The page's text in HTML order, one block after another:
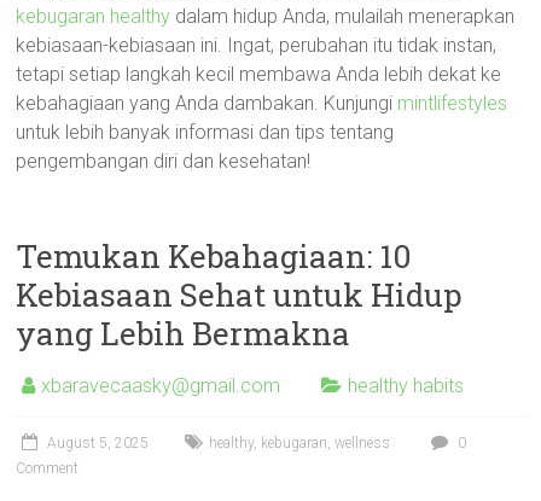
kebugaran healthy dalam hidup Anda, mulailah menerapkan
kebiasaan-kebiasaan ini. Ingat, perubahan itu tidak instan,
tetapi setiap langkah kecil membawa Anda lebih dekat ke
kebahagiaan yang Anda dambakan. Kunjungi mintlifestyles
untuk lebih banyak informasi dan tips tentang
pengembangan diri dan kesehatan!
Temukan Kebahagiaan: 10
Kebiasaan Sehat untuk Hidup
yang Lebih Bermakna
xbaravecaasky@gmail.com healthy habits
August 5, 2025 healthy, kebugaran,wellness
0
Comment